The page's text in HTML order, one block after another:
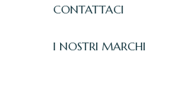
CONTATTACI
I NOSTRI MARCHI